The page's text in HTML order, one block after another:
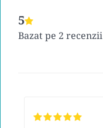
5
Bazat pe 2 recenzii